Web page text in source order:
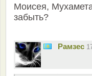
Моисея,
забыть?
Рамзес